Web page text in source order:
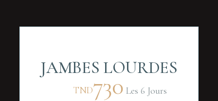
JAMBES LOURDES
TND730 Les 6 Jours